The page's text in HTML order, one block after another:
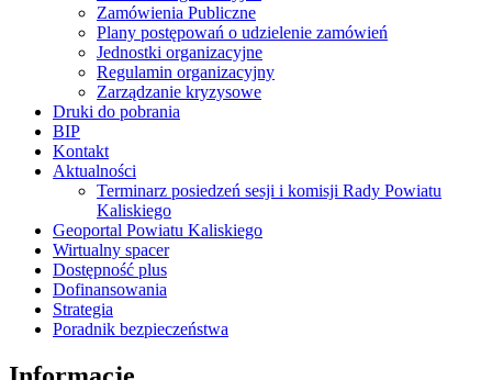
Zamówienia Publiczne
Plany postępowań o udzielenie zamówień
Jednostki organizacyjne
Regulamin organizacyjny
Zarządzanie kryzysowe
Druki do pobrania
BIP
Kontakt
Aktualności
Terminarz posiedzeń sesji i komisji Rady Powiatu
Kaliskiego
Geoportal Powiatu Kaliskiego
Wirtualny spacer
Dostępność plus
Dofinansowania
Strategia
Poradnik bezpieczeństwa